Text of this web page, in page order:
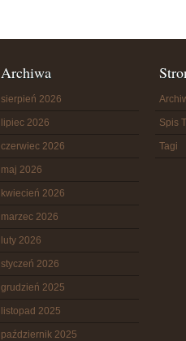
Archiwa
sierpień 2026
lipiec 2026
czerwiec 2026
maj 2026
kwiecień 2026
marzec 2026
luty 2026
styczeń 2026
grudzień 2025
listopad 2025
październik 2025
Spis
Tagi